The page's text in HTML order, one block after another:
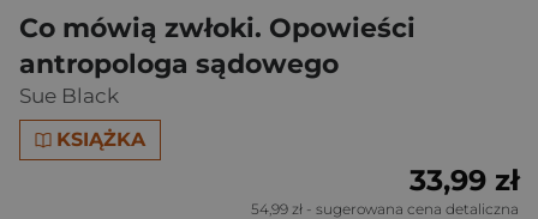
Co mówią zwłoki. Opowieści
antropologa sądowego
Sue Black
KSIĄŻKA
33,99 zł
54,99 zł - sugerowana cena detaliczna